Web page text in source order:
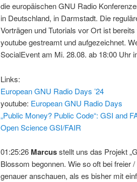
die europäischen GNU Radio
in Deutschland, in Darmstadt. Die
Vorträgen und Tutorials vor Ort ist
youtube gestreamt und aufgezeichnet.
SocialEvent am Mi. 28.08. ab 18:00 Uhr
Links:
European GNU Radio Days ’24
youtube: European GNU Radio Days
„Public Money? Public Code“: GSI and
Open Science GSI/FAIR
01:25:26 Marcusstellt uns das Projekt
Blossom begonnen. Wie so oft bei freier
genauer anschauen, als es bisher mit